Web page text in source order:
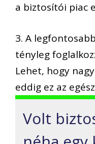
a biztosítói piac
3. A
tényleg
Lehet, hogy
eddig ez az
Volt